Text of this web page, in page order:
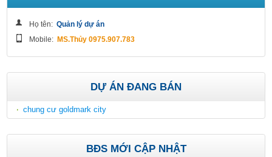
Họ tên: Quản lý dự án
Mobile: MS.Thủy 0975.907.783
DỰ ÁN ĐANG BÁN
chung cư goldmark city
BĐS MỚI CẬP NHẬT